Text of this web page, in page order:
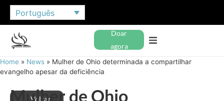
Português
Doar
agora
Home » News » Mulher de Ohio determinada a compartilhar
evangelho apesar da deficiência
Voltar
Mulher de Ohio